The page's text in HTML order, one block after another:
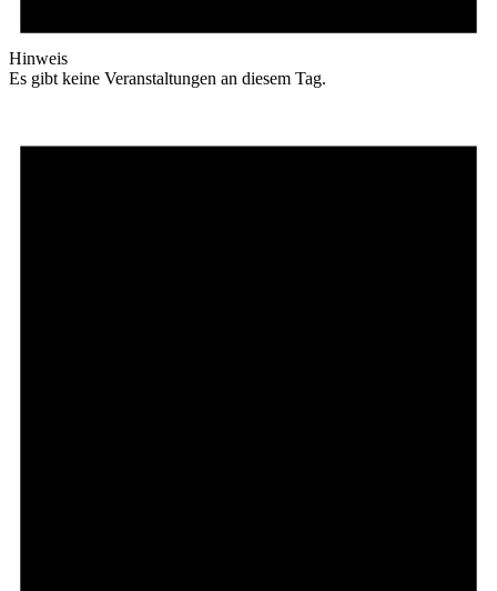
Hinweis
Es gibt keine Veranstaltungen an diesem Tag.